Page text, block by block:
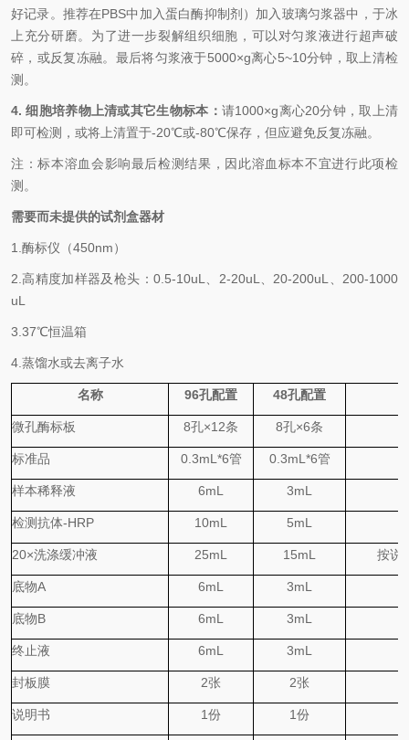
好记录。推荐在PBS中加入蛋白酶抑制剂）加入玻璃匀浆器中，于冰
上充分研磨。为了进一步裂解组织细胞，可以对匀浆液进行超声破
碎，或反复冻融。最后将匀浆液于5000×g离心5~10分钟，取上清检
测。
4. 细胞培养物上清或其它生物标本： 请1000×g离心20分钟，取上清
即可检测，或将上清置于-20℃或-80℃保存，但应避免反复冻融。
注：标本溶血会影响最后检测结果，因此溶血标本不宜进行此项检
测。
需要而未提供的试剂盒器材
1.酶标仪（450nm）
2.高精度加样器及枪头： 0.5-10uL 2-20uL 20-200uL
200-1000
uL
3. 37℃恒温箱
4.蒸馏水或去离子水
名称 96孔配置 48孔配置
微孔酶标板 8孔×12条 8孔×6条
标准品 0. 3mL*6管 0. 3mL*6管
样本稀释液 6mL 3mL
检测抗体-HRP 10mL 5mL
20×洗涤缓冲液 25mL 15mL 按说
底物A 6mL 3mL
底物B 6mL 3mL
终止液 6mL 3mL
封板膜 2张 2张
说明书 1份 1份